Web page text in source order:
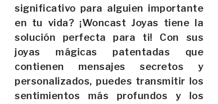
significativo para alguien importante
en tu vida? ¡Woncast Joyas tiene la
solución perfecta para ti! Con sus
joyas mágicas patentadas que
contienen mensajes secretos y
personalizados, puedes transmitir los
sentimientos más profundos y los